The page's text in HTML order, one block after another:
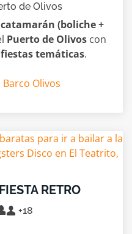
de Olivos
(boliche +
Puerto de Olivos con
fiestas temáticas.
Olivos
RETRO
+18